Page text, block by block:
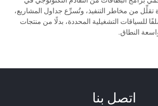
تقلِّل من مخاطر التنفيذ، وتُسرِّع جداول المشاريع،
للسياقات التشغيلية المحددة، بدلًا من منتجات
النطاق.
اتصل بنا